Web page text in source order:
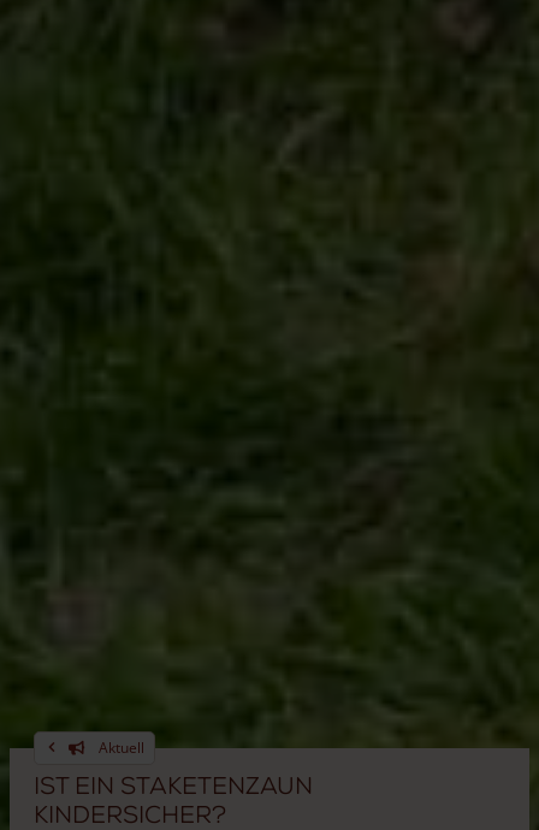
Aktuell
Ist ein Staketenzaun
kindersicher?